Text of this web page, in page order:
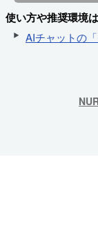
使い方や推奨環境
AIチャットの